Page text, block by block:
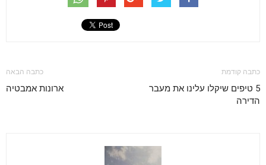
כתבה קודמת
5 טיפים שיקלו עלינו את מעבר
הדירה
כתבה הבאה
ארונות אמבטיה